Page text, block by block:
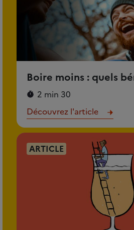
Boire moins : quels
2 min 30
Découvrez l'article
ARTICLE